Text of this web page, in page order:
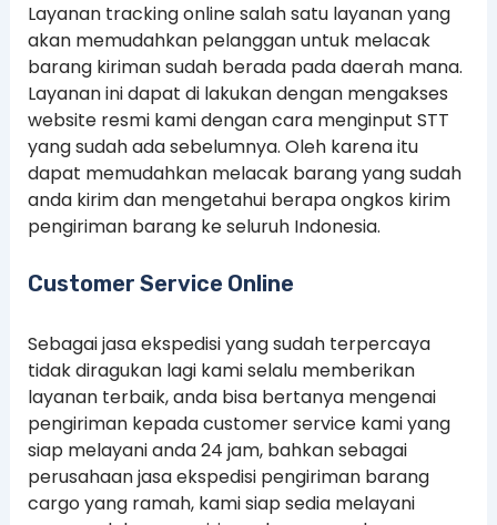
Layanan tracking online salah satu layanan yang
akan memudahkan pelanggan untuk melacak
barang kiriman sudah berada pada daerah mana.
Layanan ini dapat di lakukan dengan mengakses
website resmi kami dengan cara menginput STT
yang sudah ada sebelumnya. Oleh karena itu
dapat memudahkan melacak barang yang sudah
anda kirim dan mengetahui berapa ongkos kirim
pengiriman barang ke seluruh Indonesia.
Customer Service Online
Sebagai jasa ekspedisi yang sudah terpercaya
tidak diragukan lagi kami selalu memberikan
layanan terbaik, anda bisa bertanya mengenai
pengiriman kepada customer service kami yang
siap melayani anda 24 jam, bahkan sebagai
perusahaan jasa ekspedisi pengiriman barang
cargo yang ramah, kami siap sedia melayani